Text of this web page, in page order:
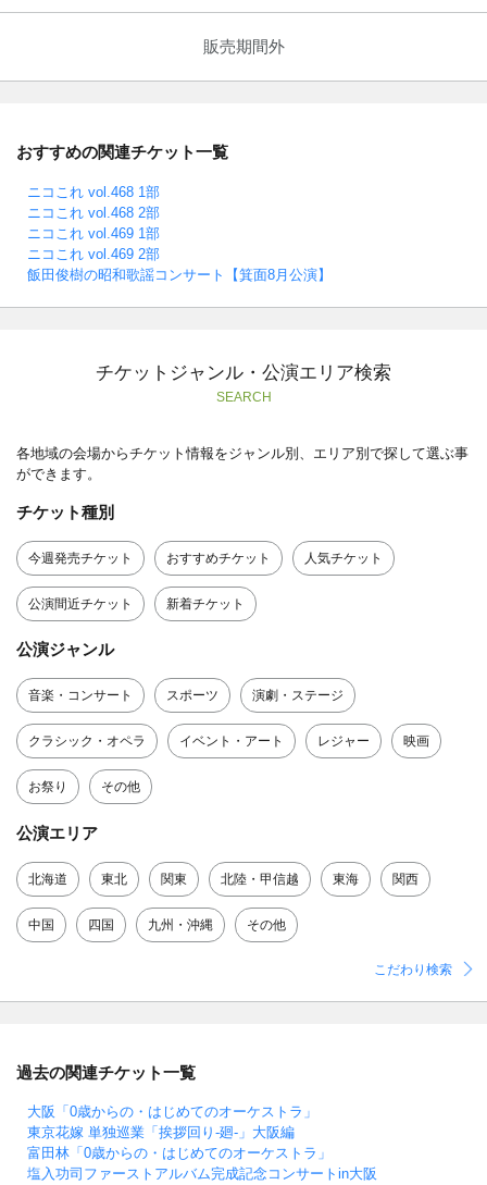
販売期間外
おすすめの関連チケット一覧
ニコこれ vol.468 1部
ニコこれ vol.468 2部
ニコこれ vol.469 1部
ニコこれ vol.469 2部
飯田俊樹の昭和歌謡コンサート【箕面8月公演】
チケットジャンル・公演エリア検索
SEARCH
各地域の会場からチケット情報をジャンル別、エリア別で探して選ぶ事
ができます。
チケット種別
今週発売チケット おすすめチケット 人気チケット
公演間近チケット 新着チケット
公演ジャンル
音楽・コンサート スポーツ 演劇・ステージ
クラシック・オペラ イベント・アート レジャー 映画
お祭り その他
公演エリア
北海道 東北 関東 北陸・甲信越 東海 関西
中国 四国 九州・沖縄 その他
こだわり検索
過去の関連チケット一覧
大阪「0歳からの・はじめてのオーケストラ」
東京花嫁 単独巡業「挨拶回り-廻-」大阪編
富田林「0歳からの・はじめてのオーケストラ」
塩入功司ファーストアルバム完成記念コンサートin大阪